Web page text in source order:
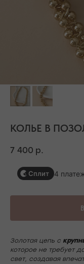
КОЛЬЕ В
7 400 р.
Сплит 4
Золотая цепь с
которое не требует
свет, создавая